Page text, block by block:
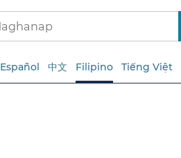
Español 中文 Filipino Tiếng Việt